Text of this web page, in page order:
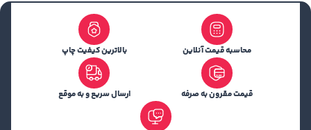
محاسبه قیمت آنلاین بالاترین کیفیت چاپ
قیمت مقرون به صرفه ارسال سریع و به موقع